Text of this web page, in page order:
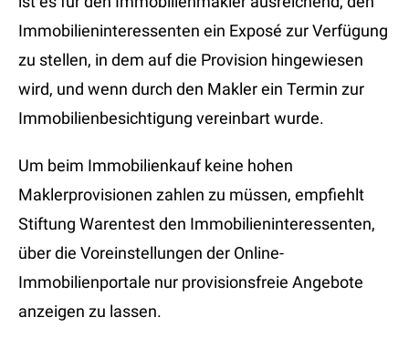
Immobilieninteressenten ein Exposé zur Verfügung
zu stellen, in dem auf die Provision hingewiesen
wird, und wenn durch den Makler ein Termin zur
Immobilienbesichtigung vereinbart wurde.
Um beim Immobilienkauf keine hohen
Maklerprovisionen zahlen zu müssen, empfiehlt
Stiftung Warentest den Immobilieninteressenten,
über die Voreinstellungen der Online-
Immobilienportale nur provisionsfreie Angebote
anzeigen zu lassen.